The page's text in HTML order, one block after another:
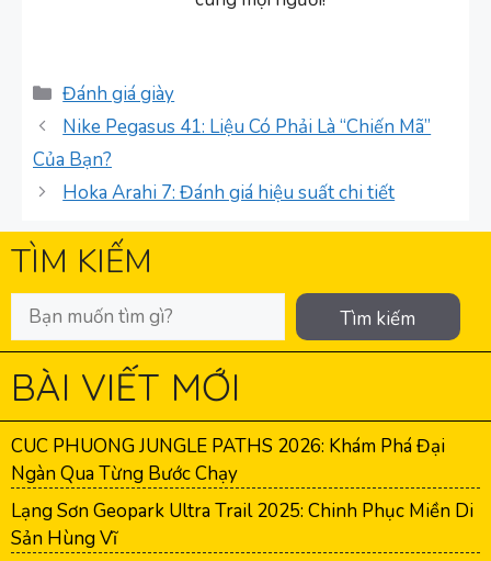
Danh
mục
Đánh giá giày
Nike Pegasus 41: Liệu Có Phải Là “Chiến Mã”
Của Bạn?
Hoka Arahi 7: Đánh giá hiệu suất chi tiết
TÌM KIẾM
Tìm kiếm
BÀI VIẾT MỚI
CUC PHUONG JUNGLE PATHS 2026: Khám Phá Đại
Ngàn Qua Từng Bước Chạy
Lạng Sơn Geopark Ultra Trail 2025: Chinh Phục Miền Di
Sản Hùng Vĩ